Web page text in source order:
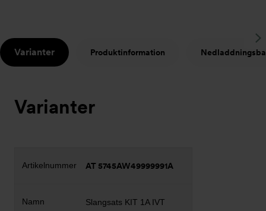
Varianter Produktinformation
Varianter
AT 5745AW49999991A
Slangsats KIT 1A IVT